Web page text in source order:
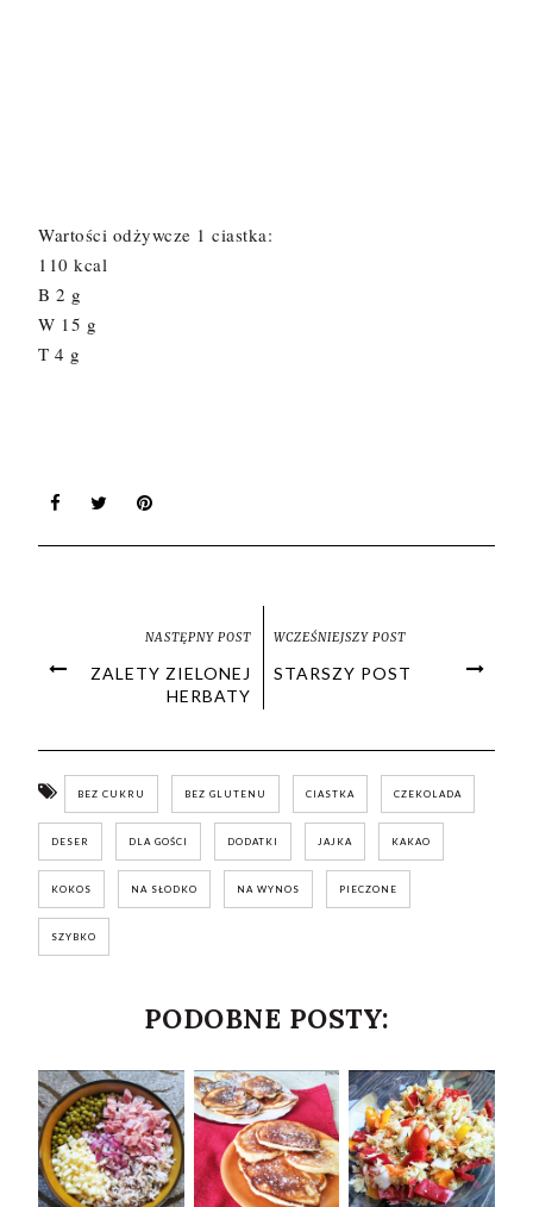
Wartości odżywcze 1 ciastka:
110 kcal
B 2 g
W 15 g
T 4 g
NASTĘPNY POST
ZALETY ZIELONEJ
HERBATY
WCZEŚNIEJSZY POST
STARSZY POST
BEZ CUKRU BEZ GLUTENU CIASTKA CZEKOLADA
DESER DLA GOŚCI DODATKI JAJKA KAKAO
KOKOS NA SŁODKO NA WYNOS PIECZONE
SZYBKO
PODOBNE POSTY: